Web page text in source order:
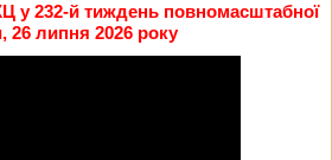
у 232-й тиждень повномасштабної
26 липня 2026 року